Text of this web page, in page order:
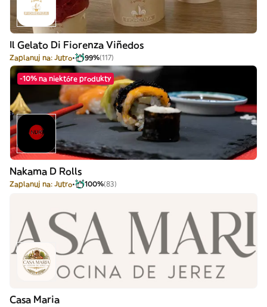
Il Gelato Di Fiorenza Viñedos
Zaplanuj na: Jutro 99%(117)
-10% na niektóre produkty
Nakama D Rolls
Zaplanuj na: Jutro 100%(83)
Casa Maria